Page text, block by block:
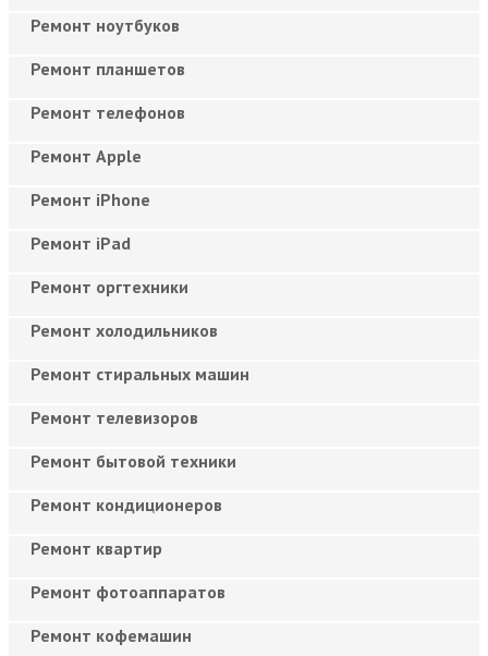
Ремонт ноутбуков
Ремонт планшетов
Ремонт телефонов
Ремонт Apple
Ремонт iPhone
Ремонт iPad
Ремонт оргтехники
Ремонт холодильников
Ремонт стиральных машин
Ремонт телевизоров
Ремонт бытовой техники
Ремонт кондиционеров
Ремонт квартир
Ремонт фотоаппаратов
Ремонт кофемашин